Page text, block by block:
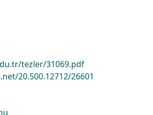
tezler/31069.pdf
20.500.12712/26601